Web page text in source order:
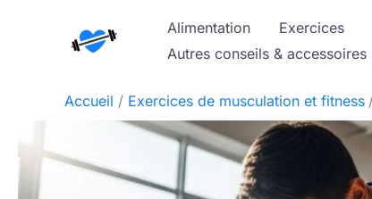
Alimentation Exercices
Autres conseils & accessoires
Accueil Exercices de musculation et fitness